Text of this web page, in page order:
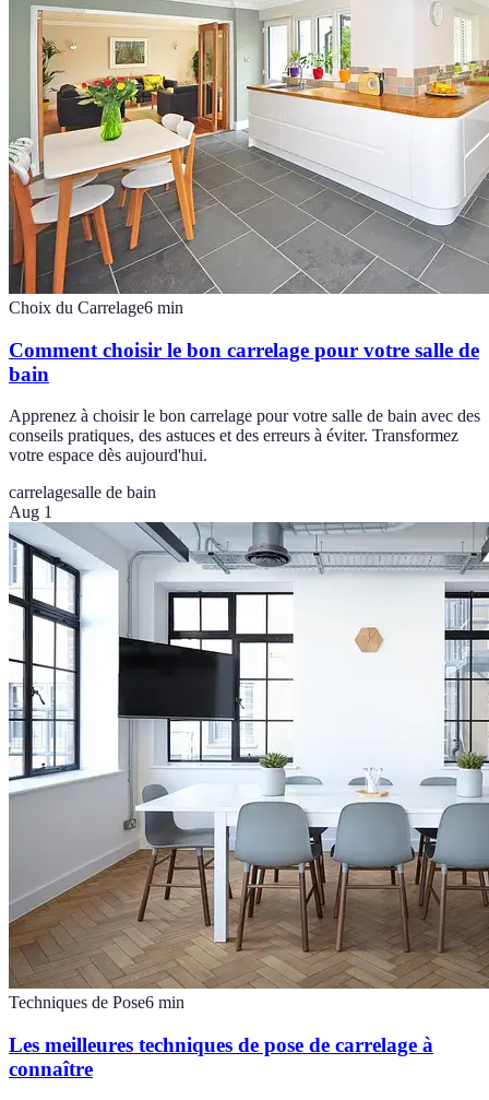
Choix du Carrelage6 min
Comment choisir le bon carrelage pour votre salle de
bain
Apprenez à choisir le bon carrelage pour votre salle de bain avec des
conseils pratiques, des astuces et des erreurs à éviter. Transformez
votre espace dès aujourd'hui.
carrelagesalle de bain
Aug 1
Techniques de Pose6 min
Les meilleures techniques de pose de carrelage à
connaître